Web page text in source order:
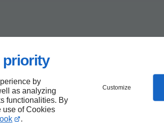
priority
by
as analyzing
functionalities. By
use of Cookies
.
Customize